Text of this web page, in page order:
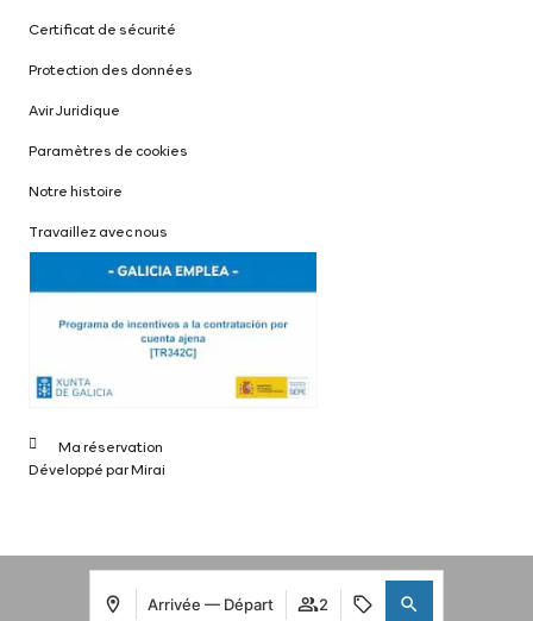
Arrivée — Départ 2
Certificat de sécurité
Protection des données
Avir Juridique
Paramètres de cookies
Notre histoire
Travaillez avec nous
Ma réservation
Développé parMirai